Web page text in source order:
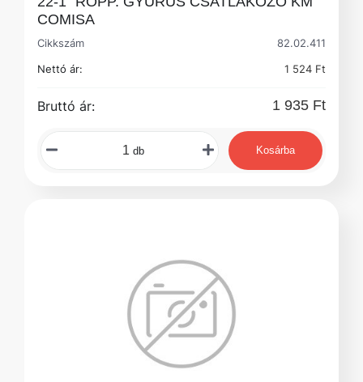
COMISA
Cikkszám
82.02.411
Nettó ár:
1 524 Ft
Bruttó ár: 1 935 Ft
db Kosárba